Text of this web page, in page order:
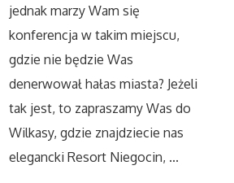
Samochodowe
Motoryzacyjne
Salony, Komisy
jednak marzy Wam się
konferencja w takim miejscu,
gdzie nie będzie Was
denerwował hałas miasta? Jeżeli
tak jest, to zapraszamy Was do
Wilkasy, gdzie znajdziecie nas
elegancki Resort Niegocin, ...